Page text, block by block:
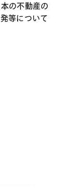
の不動産の
等について